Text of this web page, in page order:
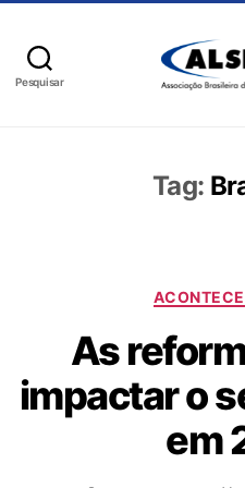
Pesquisar
Tag:
ACONTECE
As
impactar o
em